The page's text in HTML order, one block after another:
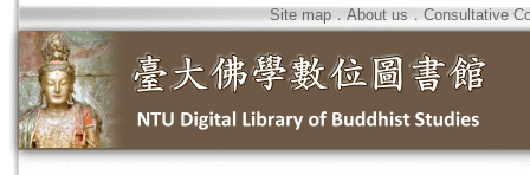
Site map．About us ． Consultative